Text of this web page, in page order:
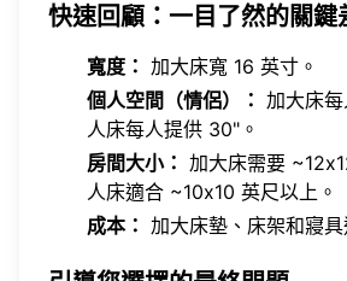
快速回顧：一目了然的關鍵
寬度： 加大床寬 16 英寸。
個人空間（情侶）： 加大床
人床每人提供 30"。
房間大小： 加大床需要
人床適合 ~10x10 英尺以上。
成本： 加大床墊、床架和寢具